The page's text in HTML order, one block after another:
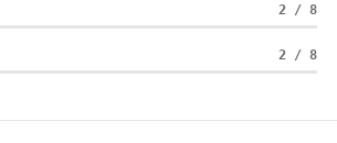
2 / 8
2 / 8